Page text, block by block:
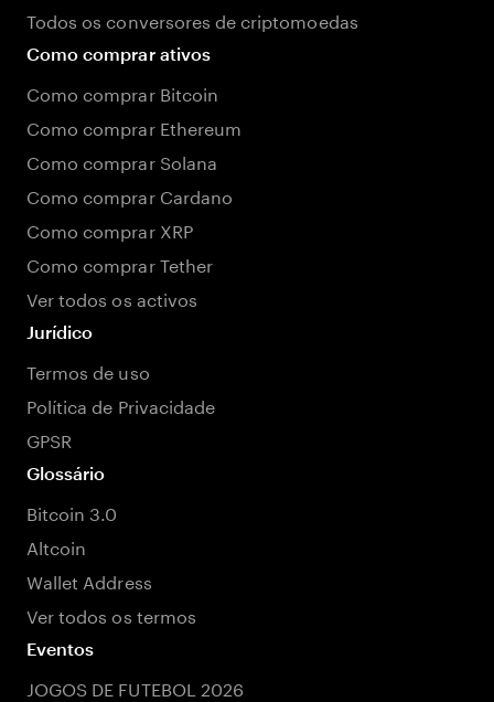
Todos os conversores de criptomoedas
Como comprar ativos
Como comprar Bitcoin
Como comprar Ethereum
Como comprar Solana
Como comprar Cardano
Como comprar XRP
Como comprar Tether
Ver todos os activos
Jurídico
Termos de uso
Política de Privacidade
GPSR
Glossário
Bitcoin 3.0
Altcoin
Wallet Address
Ver todos os termos
Eventos
JOGOS DE FUTEBOL 2026